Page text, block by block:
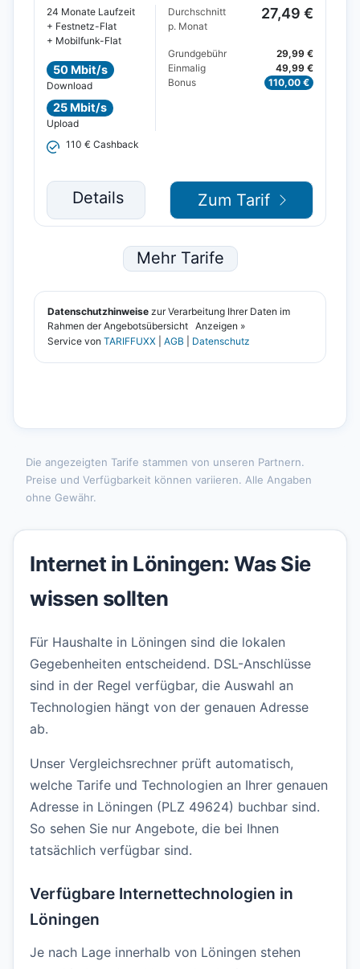
Die angezeigten Tarife stammen von unseren Partnern.
Preise und Verfügbarkeit können variieren. Alle Angaben
ohne Gewähr.
Internet in Löningen: Was Sie
wissen sollten
Für Haushalte in Löningen sind die lokalen
Gegebenheiten entscheidend. DSL-Anschlüsse
sind in der Regel verfügbar, die Auswahl an
Technologien hängt von der genauen Adresse
ab.
Unser Vergleichsrechner prüft automatisch,
welche Tarife und Technologien an Ihrer genauen
Adresse in Löningen (PLZ 49624) buchbar sind.
So sehen Sie nur Angebote, die bei Ihnen
tatsächlich verfügbar sind.
Verfügbare Internettechnologien in
Löningen
Je nach Lage innerhalb von Löningen stehen